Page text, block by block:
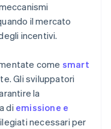
il mercato
incentivi.
come smart
Gli sviluppatori
la
di emissione e
necessari per